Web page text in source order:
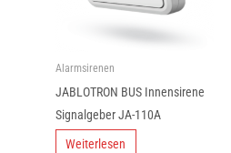
Alarmsirenen
JABLOTRON BUS Innensirene
Signalgeber JA-110A
Weiterlesen